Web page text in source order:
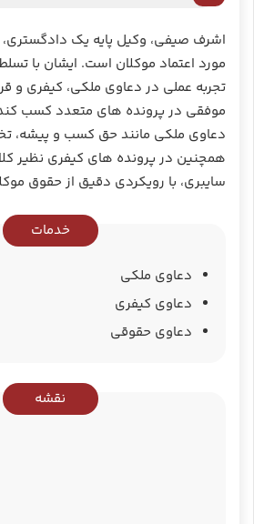
اشرف صیفی، وکیل پایه یک دادگستری،
مورد اعتماد موکلان است. ایشان با
تجربه عملی در دعاوی ملکی، کیفری و
موفقی در پرونده‌ های متعدد کسب
دعاوی ملکی مانند حق کسب و پیشه،
همچنین در پرونده ‌های کیفری نظیر
سایبری، با رویکردی دقیق از حقوق
خدمات
دعاوی ملکی
دعاوی کیفری
دعاوی حقوقی
نقشه